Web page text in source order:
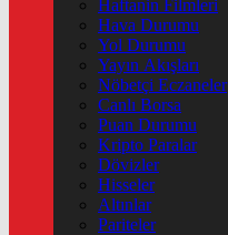
Haftanin Filmleri
Hava Durumu
Yol Durumu
Yayın Akışları
Nöbetçi Eczaneler
Canlı Borsa
Puan Durumu
Kripto Paralar
Dövizler
Hisseler
Altınlar
Pariteler